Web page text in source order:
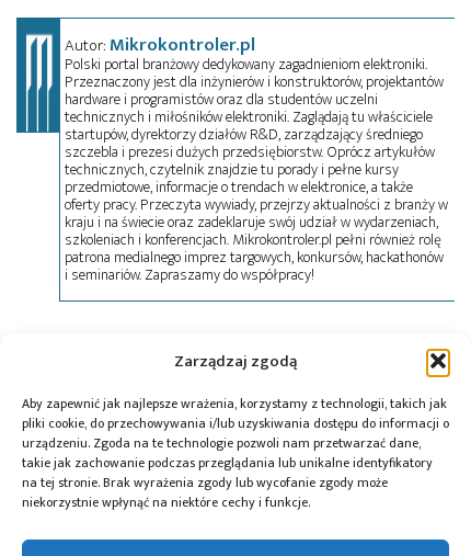
Zarządzaj zgodą
Aby zapewnić jak najlepsze wrażenia, korzystamy z technologii, takich jak
pliki cookie, do przechowywania i/lub uzyskiwania dostępu do informacji o
urządzeniu. Zgoda na te technologie pozwoli nam przetwarzać dane,
takie jak zachowanie podczas przeglądania lub unikalne identyfikatory
na tej stronie. Brak wyrażenia zgody lub wycofanie zgody może
niekorzystnie wpłynąć na niektóre cechy i funkcje.
Autor:Mikrokontroler.pl
Polski portal branżowy dedykowany zagadnieniom elektroniki.
Przeznaczony jest dla inżynierów i konstruktorów, projektantów
hardware i programistów oraz dla studentów uczelni
technicznych i miłośników elektroniki. Zaglądają tu właściciele
startupów, dyrektorzy działów R&D, zarządzający średniego
szczebla i prezesi dużych przedsiębiorstw. Oprócz artykułów
technicznych, czytelnik znajdzie tu porady i pełne kursy
przedmiotowe, informacje o trendach w elektronice, a także
oferty pracy. Przeczyta wywiady, przejrzy aktualności z branży w
kraju i na świecie oraz zadeklaruje swój udział w wydarzeniach,
szkoleniach i konferencjach. Mikrokontroler.pl pełni również rolę
patrona medialnego imprez targowych, konkursów, hackathonów
i seminariów. Zapraszamy do współpracy!
news,Texas Instruments
Przeczytaj również: